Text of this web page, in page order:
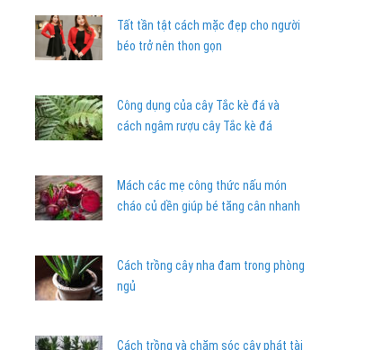
Tất tần tật cách mặc đẹp cho người
béo trở nên thon gọn
Công dụng của cây Tắc kè đá và
cách ngâm rượu cây Tắc kè đá
Mách các mẹ công thức nấu món
cháo củ dền giúp bé tăng cân nhanh
Cách trồng cây nha đam trong phòng
ngủ
Cách trồng và chăm sóc cây phát tài